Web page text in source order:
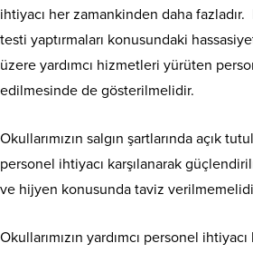
ihtiyacı her zamankinden daha fazladır.
testi yaptırmaları konusundaki
üzere yardımcı hizmetleri yürüten
edilmesinde de gösterilmelidir.
Okullarımızın salgın şartlarında açık
personel ihtiyacı karşılanarak
ve hijyen konusunda taviz
Okullarımızın yardımcı personel